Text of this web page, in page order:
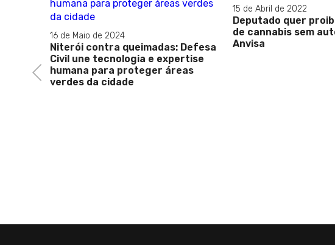
Previous
16 de Maio de 2024
Niterói contra queimadas: Defesa
Civil une tecnologia e expertise
humana para proteger áreas
verdes da cidade
15 de Abril de 2022
Deputado quer
de cannabis sem
Anvisa